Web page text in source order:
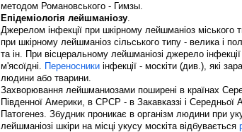
методом Романовського - Гимзы.
Епідеміологія лейшманіозу.
Джерелом інфекції при шкірному лейшманіоз
при шкірному лейшманіоз сільського типу - велика і
та ін. При вісцеральному лейшманіозі джерело
м'ясоїдні. Переносники інфекції - москіти (див.), які
людини або тварини.
Захворювання лейшманиозами поширені в країнах
Південної Америки, в СРСР - в Закавказзі і Середньої
Патогенез. Збудник проникає в організм людини при
лейшманіозі шкіри на місці укусу москіта відбувається